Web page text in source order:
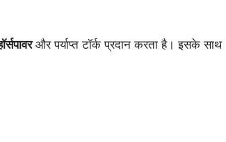
और पर्याप्त टॉर्क प्रदान करता है। इसके साथ